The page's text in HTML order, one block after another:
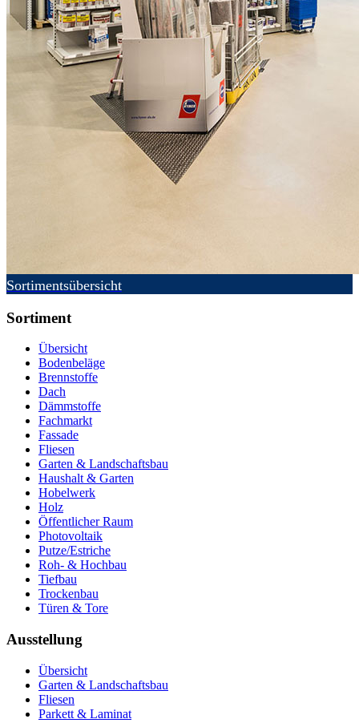
Sortimentsübersicht
Sortiment
Übersicht
Bodenbeläge
Brennstoffe
Dach
Dämmstoffe
Fachmarkt
Fassade
Fliesen
Garten & Landschaftsbau
Haushalt & Garten
Hobelwerk
Holz
Öffentlicher Raum
Photovoltaik
Putze/Estriche
Roh- & Hochbau
Tiefbau
Trockenbau
Türen & Tore
Ausstellung
Übersicht
Garten & Landschaftsbau
Fliesen
Parkett & Laminat